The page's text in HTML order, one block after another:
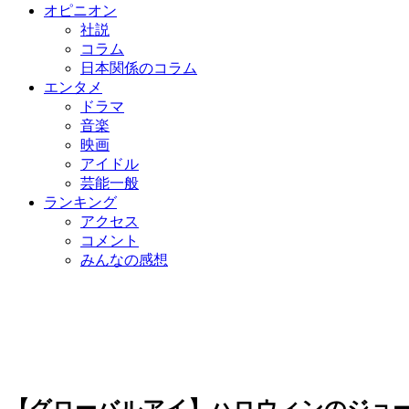
オピニオン
社説
コラム
日本関係のコラム
エンタメ
ドラマ
音楽
映画
アイドル
芸能一般
ランキング
アクセス
コメント
みんなの感想